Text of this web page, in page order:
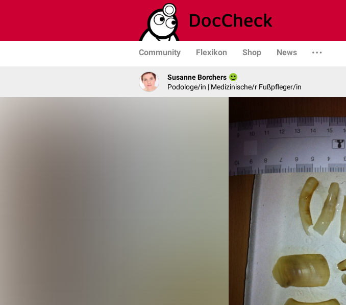
Community Flexikon Shop News
Susanne Borchers
Podologe/in | Medizinische/r Fußpfleger/in